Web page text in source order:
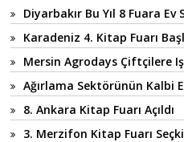
Diyarbakır Bu Yıl 8 Fuara
Karadeniz 4. Kitap Fuarı
Mersin Agrodays Çiftçilere
Ağırlama Sektörünün Kalbi
8. Ankara Kitap Fuarı Açıldı
3. Merzifon Kitap Fuarı